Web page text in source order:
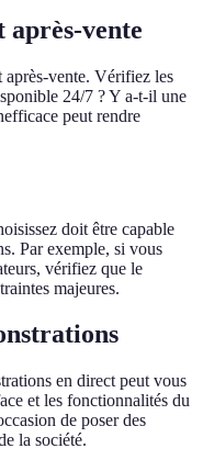
après-vente
vente. Vérifiez les
24/7 ? Y a-t-il une
peut rendre
doit être capable
Par exemple, si vous
vérifiez que le
majeures.
en direct peut vous
et les fonctionnalités du
de poser des
la société.